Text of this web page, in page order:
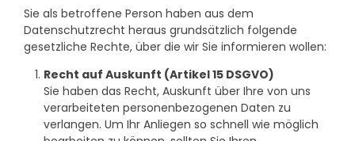
Sie als betroffene Person haben aus dem
Datenschutzrecht heraus grundsätzlich folgende
gesetzliche Rechte, über die wir Sie informieren wollen:
Recht auf Auskunft (Artikel 15 DSGVO)
Sie haben das Recht, Auskunft über Ihre von uns
verarbeiteten personenbezogenen Daten zu
verlangen. Um Ihr Anliegen so schnell wie möglich